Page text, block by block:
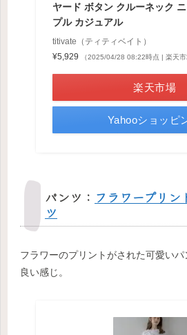
ヤード ボタン クルーネック
プル カジュアル
titivate（ティティベイト）
¥5,929
（2025/04/28 08:22時点 | 楽天市
楽天市場
Yahooショッピ
パンツ： フラワープリン
ツ
フラワーのプリントがされた可愛いパ
良い感じ。